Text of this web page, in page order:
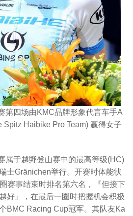
第四场由KMC品牌形象代言车手A
Spitz Haibike Pro Team) 赢得女子
属于越野登山赛中的最高等级(HC)
士Gränichen举行。开赛时体能状
赛事结束时排名第六名，『但接下
好』，在最后一圈时把握机会积极
BMC Racing Cup冠军。其队友Ka